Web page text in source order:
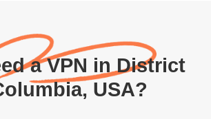
a VPN in District
USA?